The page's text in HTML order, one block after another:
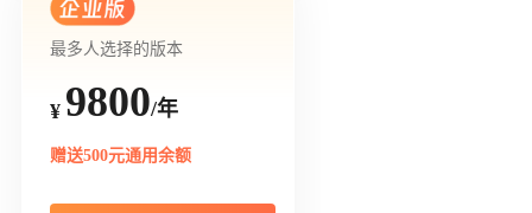
最多人选择的版本
¥ 9800/年
赠送500元通用余额